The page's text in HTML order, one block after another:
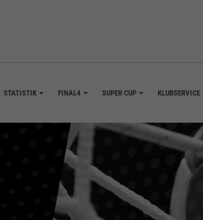
STATISTIK FINAL4 SUPER CUP KLUBSERVICE